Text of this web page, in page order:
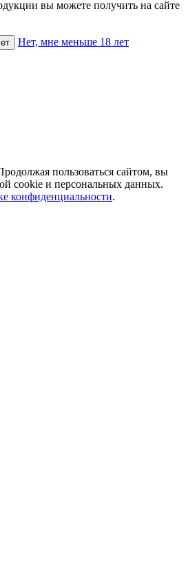
вы можете получить на сайте
Нет, мне меньше 18 лет
пользоваться сайтом, вы
cookie и персональных данных.
конфиденциальности.